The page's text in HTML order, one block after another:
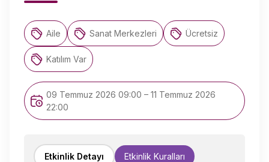
Aile Sanat Merkezleri Ücretsiz
Katılım Var
09 Temmuz 2026 09:00 – 11 Temmuz 2026
22:00
Etkinlik Detayı Etkinlik Kuralları